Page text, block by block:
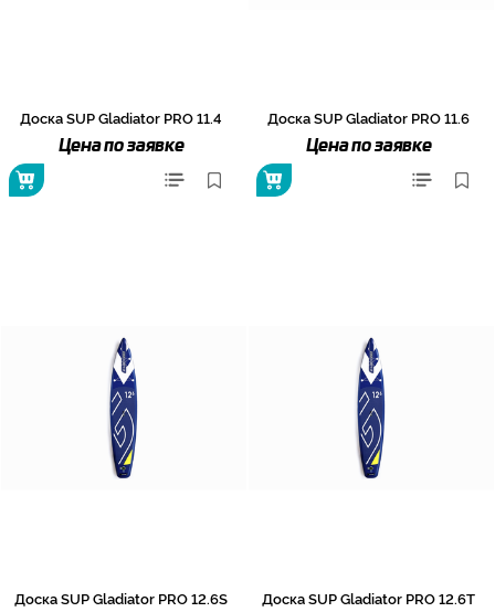
Доска SUP Gladiator PRO 11.4
Цена по заявке
Доска SUP Gladiator PRO 11.6
Цена по заявке
Доска SUP Gladiator PRO 12.6S Доска SUP Gladiator PRO 12.6T